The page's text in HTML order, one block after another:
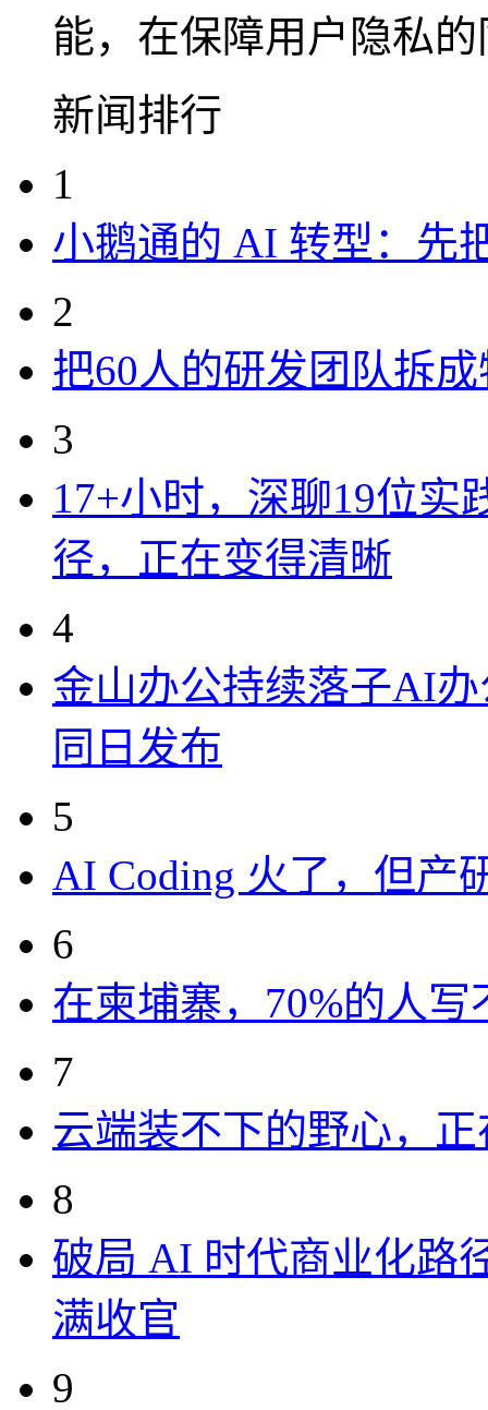
能，在保障用户隐私
新闻排行
1
小鹅通的 AI 转型：先
2
把60人的研发团队拆
3
17+小时，深聊19位实
径，正在变得清晰
4
金山办公持续落子AI办
同日发布
5
AI Coding 火了，但产
6
在柬埔寨，70%的人写
7
云端装不下的野心，
8
破局 AI 时代商业化路
满收官
9